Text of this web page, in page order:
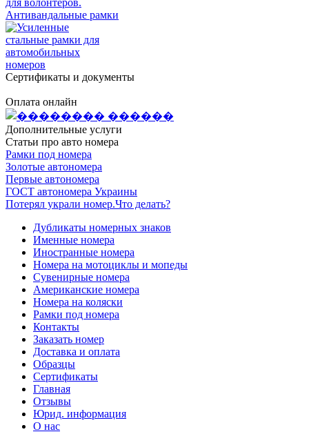
Антивандальные рамки
Сертификаты и документы
Оплата онлайн
Дополнительные услуги
Статьи про авто номера
Рамки под номера
Золотые автономера
Первые автономера
ГОСТ автономера Украины
Потерял украли номер.Что делать?
Дубликаты номерных знаков
Именные номера
Иностранные номера
Номера на мотоциклы и мопеды
Сувенирные номера
Американские номера
Номера на коляски
Рамки под номера
Контакты
Заказать номер
Доставка и оплата
Образцы
Сертификаты
Главная
Отзывы
Юрид. информация
О нас